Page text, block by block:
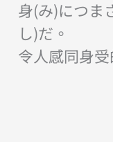
身(み)につま
し)だ。
令人感同身